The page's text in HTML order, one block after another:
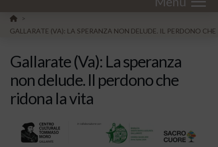
HOME
>
GALLARATE (VA): LA SPERANZA NON DELUDE. IL PERDONO
Gallarate (Va): La speranza
non delude. Il perdono che
ridona la vita